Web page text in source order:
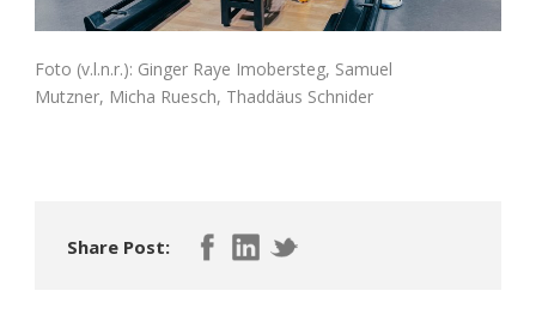
Foto (v.l.n.r.): Ginger Raye Imobersteg, Samuel
Mutzner, Micha Ruesch, Thaddäus Schnider
Share Post: